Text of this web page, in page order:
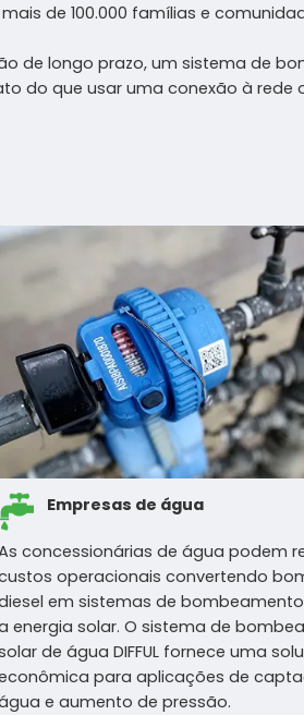
de 100.000 famílias e
de longo prazo, um sistema de
do que usar uma conexão à rede
Empresas de água
concessionárias de água podem
operacionais convertendo
em sistemas de
energia solar. O sistema de
de água DIFFUL fornece uma
para aplicações de
e aumento de pressão.